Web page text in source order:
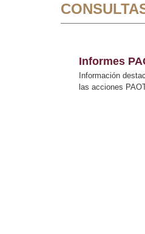
Informes
Información
las acciones